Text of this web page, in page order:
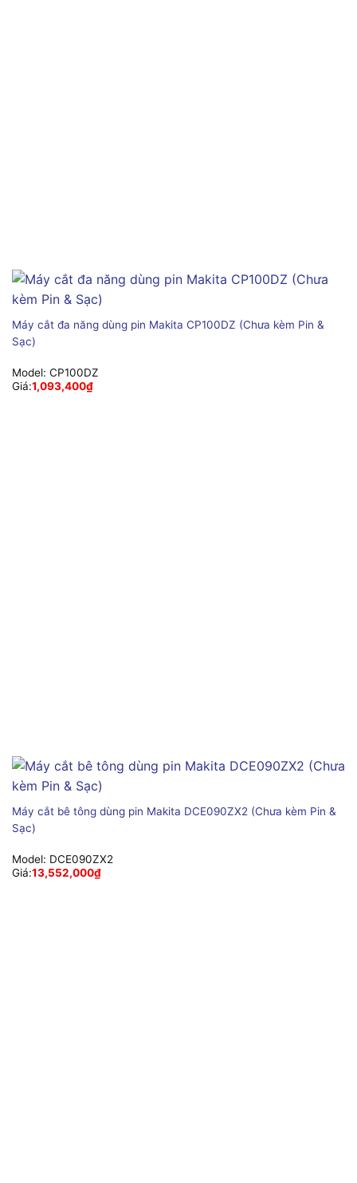
Máy cắt đa năng dùng pin Makita CP100DZ (Chưa kèm Pin &
Sạc)
Model: CP100DZ
Giá:1,093,400₫
Máy cắt bê tông dùng pin Makita DCE090ZX2 (Chưa kèm Pin &
Sạc)
Model: DCE090ZX2
Giá:13,552,000₫